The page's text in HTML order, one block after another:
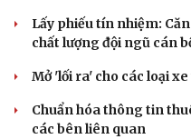
Tư vấn
Săn Tour
Lấy phiếu tín nhiệm:
chất lượng đội ngũ cán
Mở 'lối ra' cho các loại
Chuẩn hóa thông tin
các bên liên quan